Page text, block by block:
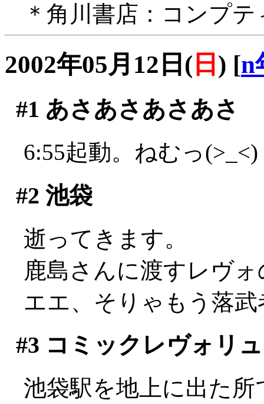
＊角川書店：コンプ
2002年05月12日( 日 ) [n
#1 あさあさあさあさ
6:55起動。ねむっ(>_<)
#2 池袋
逝ってきます。
鹿島さんに渡すレヴ
エエ、そりゃもう落
#3 コミックレヴォリ
池袋駅を地上に出た